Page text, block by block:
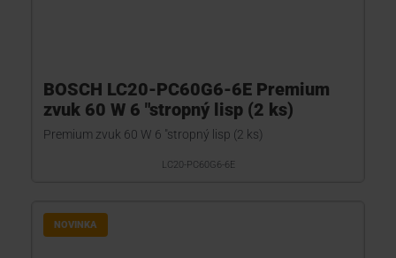
BOSCH LC20-PC60G6-6E Premium
zvuk 60 W 6 "stropný lisp (2 ks)
Premium zvuk 60 W 6 "stropný lisp (2 ks)
LC20-PC60G6-6E
NOVINKA